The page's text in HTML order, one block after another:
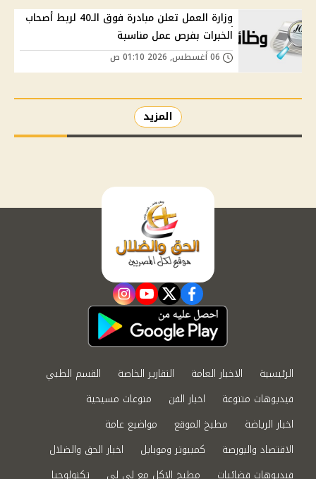
وزارة العمل تعلن مبادرة فوق الـ40 لربط أصحاب
الخبرات بفرص عمل مناسبة
المزيد
facebook
twitter
youtube
instagram
الرئيسية الاخبار العامة التقارير الخاصة
القسم الطبي
فيديوهات متنوعة
اخبار الفن
منوعات مسيحية
اخبار الرياضة
مطبخ الموقع
مواضيع عامة
الاقتصاد والبورصة
كمبيوتر وموبايل
اخبار الحق والضلال